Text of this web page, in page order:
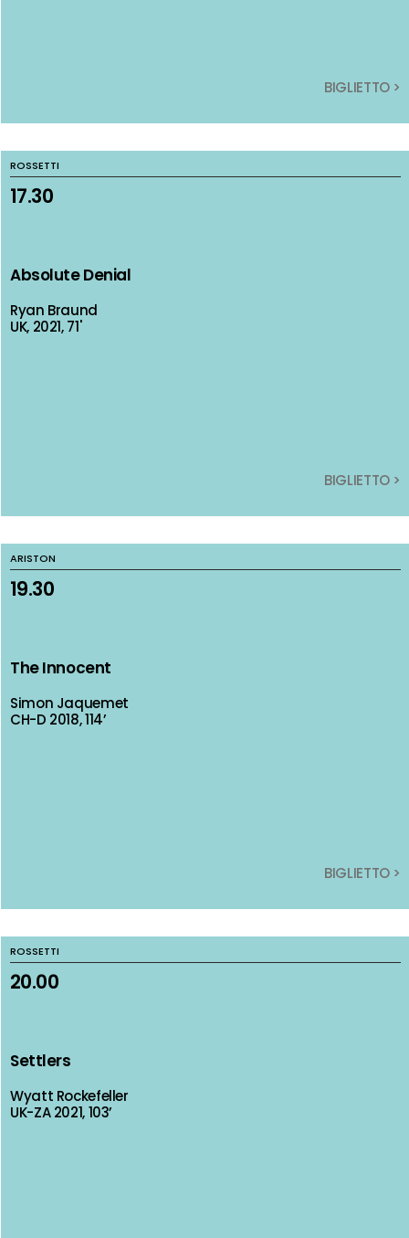
BIGLIETTO >
BIGLIETTO >
ROSSETTI
17.30
Absolute Denial
Ryan Braund
UK, 2021, 71'
BIGLIETTO >
ROSSETTI
17.30
Absolute Denial
Ryan Braund
UK, 2021, 71'
BIGLIETTO >
ARISTON
19.30
The Innocent
Simon Jaquemet
CH-D 2018, 114’
BIGLIETTO >
ARISTON
19.30
The Innocent
Simon Jaquemet
CH-D 2018, 114’
BIGLIETTO >
ROSSETTI
20.00
Settlers
Wyatt Rockefeller
UK-ZA 2021, 103’
ROSSETTI
20.00
Settlers
Wyatt Rockefeller
UK-ZA 2021, 103’